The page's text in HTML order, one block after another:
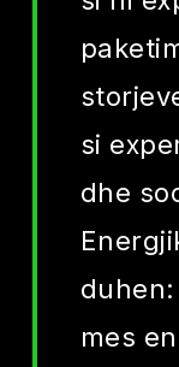
si
dhe
duhen:
mes